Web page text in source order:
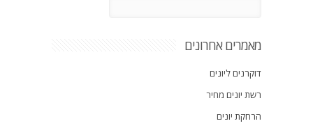
מאמרים אחרונים
דוקרנים ליונים
רשת יונים מחיר
הרחקת יונים